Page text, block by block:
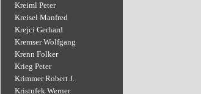
Kreiml Peter
Kreisel Manfred
Krejci Gerhard
Kremser Wolfgang
Krenn Folker
Krieg Peter
Krimmer Robert J.
Kristufek Werner